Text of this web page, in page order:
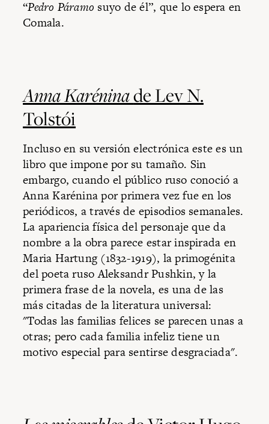
“Pedro Páramo suyo de él”, que lo espera en
Comala.
Anna Karéninade Lev N.
Tolstói
Incluso en su versión electrónica este es un
libro que impone por su tamaño. Sin
embargo, cuando el público ruso conoció a
Anna Karénina por primera vez fue en los
periódicos, a través de episodios semanales.
La apariencia física del personaje que da
nombre a la obra parece estar inspirada en
Maria Hartung (1832-1919), la primogénita
del poeta ruso Aleksandr Pushkin, y la
primera frase de la novela, es una de las
más citadas de la literatura universal:
"Todas las familias felices se parecen unas a
otras; pero cada familia infeliz tiene un
motivo especial para sentirse desgraciada".